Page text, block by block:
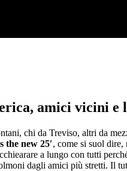
amici vicini e
chi da Treviso, altri da
the new 25′, come si suol dire,
a lungo con tutti
dagli amici più stretti. Il